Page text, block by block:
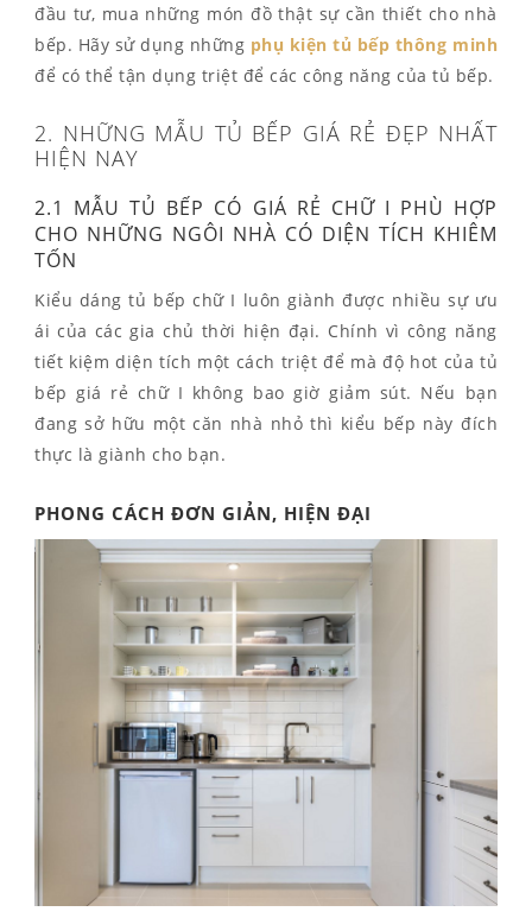
đầu tư, mua những món đồ thật sự cần thiết cho nhà
bếp. Hãy sử dụng những phụ kiện tủ bếp thông minh
để có thể tận dụng triệt để các công năng của tủ bếp.
2. NHỮNG MẪU TỦ BẾP GIÁ RẺ ĐẸP NHẤT
HIỆN NAY
2.1 MẪU TỦ BẾP CÓ GIÁ RẺ CHỮ I PHÙ HỢP
CHO NHỮNG NGÔI NHÀ CÓ DIỆN TÍCH KHIÊM
TỐN
Kiểu dáng tủ bếp chữ I luôn giành được nhiều sự ưu
ái của các gia chủ thời hiện đại. Chính vì công năng
tiết kiệm diện tích một cách triệt để mà độ hot của tủ
bếp giá rẻ chữ I không bao giờ giảm sút. Nếu bạn
đang sở hữu một căn nhà nhỏ thì kiểu bếp này đích
thực là giành cho bạn.
PHONG CÁCH ĐƠN GIẢN, HIỆN ĐẠI